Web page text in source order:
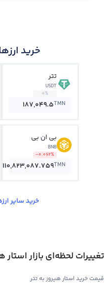
خرید
تتر
USDT
0%
187,049.5TMN
بی ان بی
BNB
-0.062%
110,823,087.759TMN
خرید سایر
تغییرات لحظه‌ای بازار استار
قیمت خرید استار هیروز به تتر